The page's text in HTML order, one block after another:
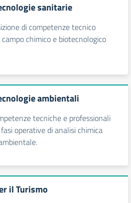
sanitarie
di competenze tecnico
chimico e biotecnologico
ambientali
tecniche e professionali
operative di analisi chimica
il Turismo